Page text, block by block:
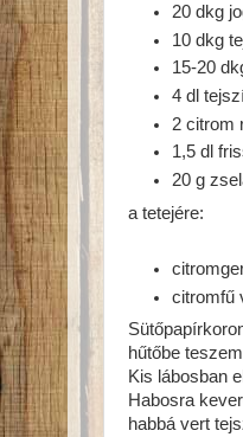
20 dkg
10 dkg
15-20
4 dl
2 citrom
1,5 dl
20 g
a tetejére:
citromfű
hűtőbe
Kis lábosban
Habosra
habbá vert